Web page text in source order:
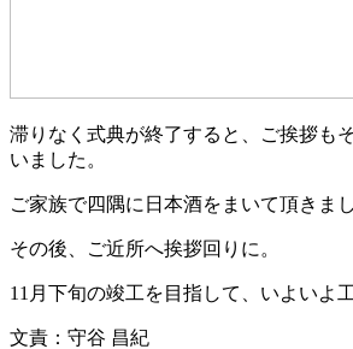
滞りなく式典が終了すると、ご挨拶も
いました。
ご家族で四隅に日本酒をまいて頂きまし
その後、ご近所へ挨拶回りに。
11月下旬の竣工を目指して、いよいよ
文責：守谷 昌紀